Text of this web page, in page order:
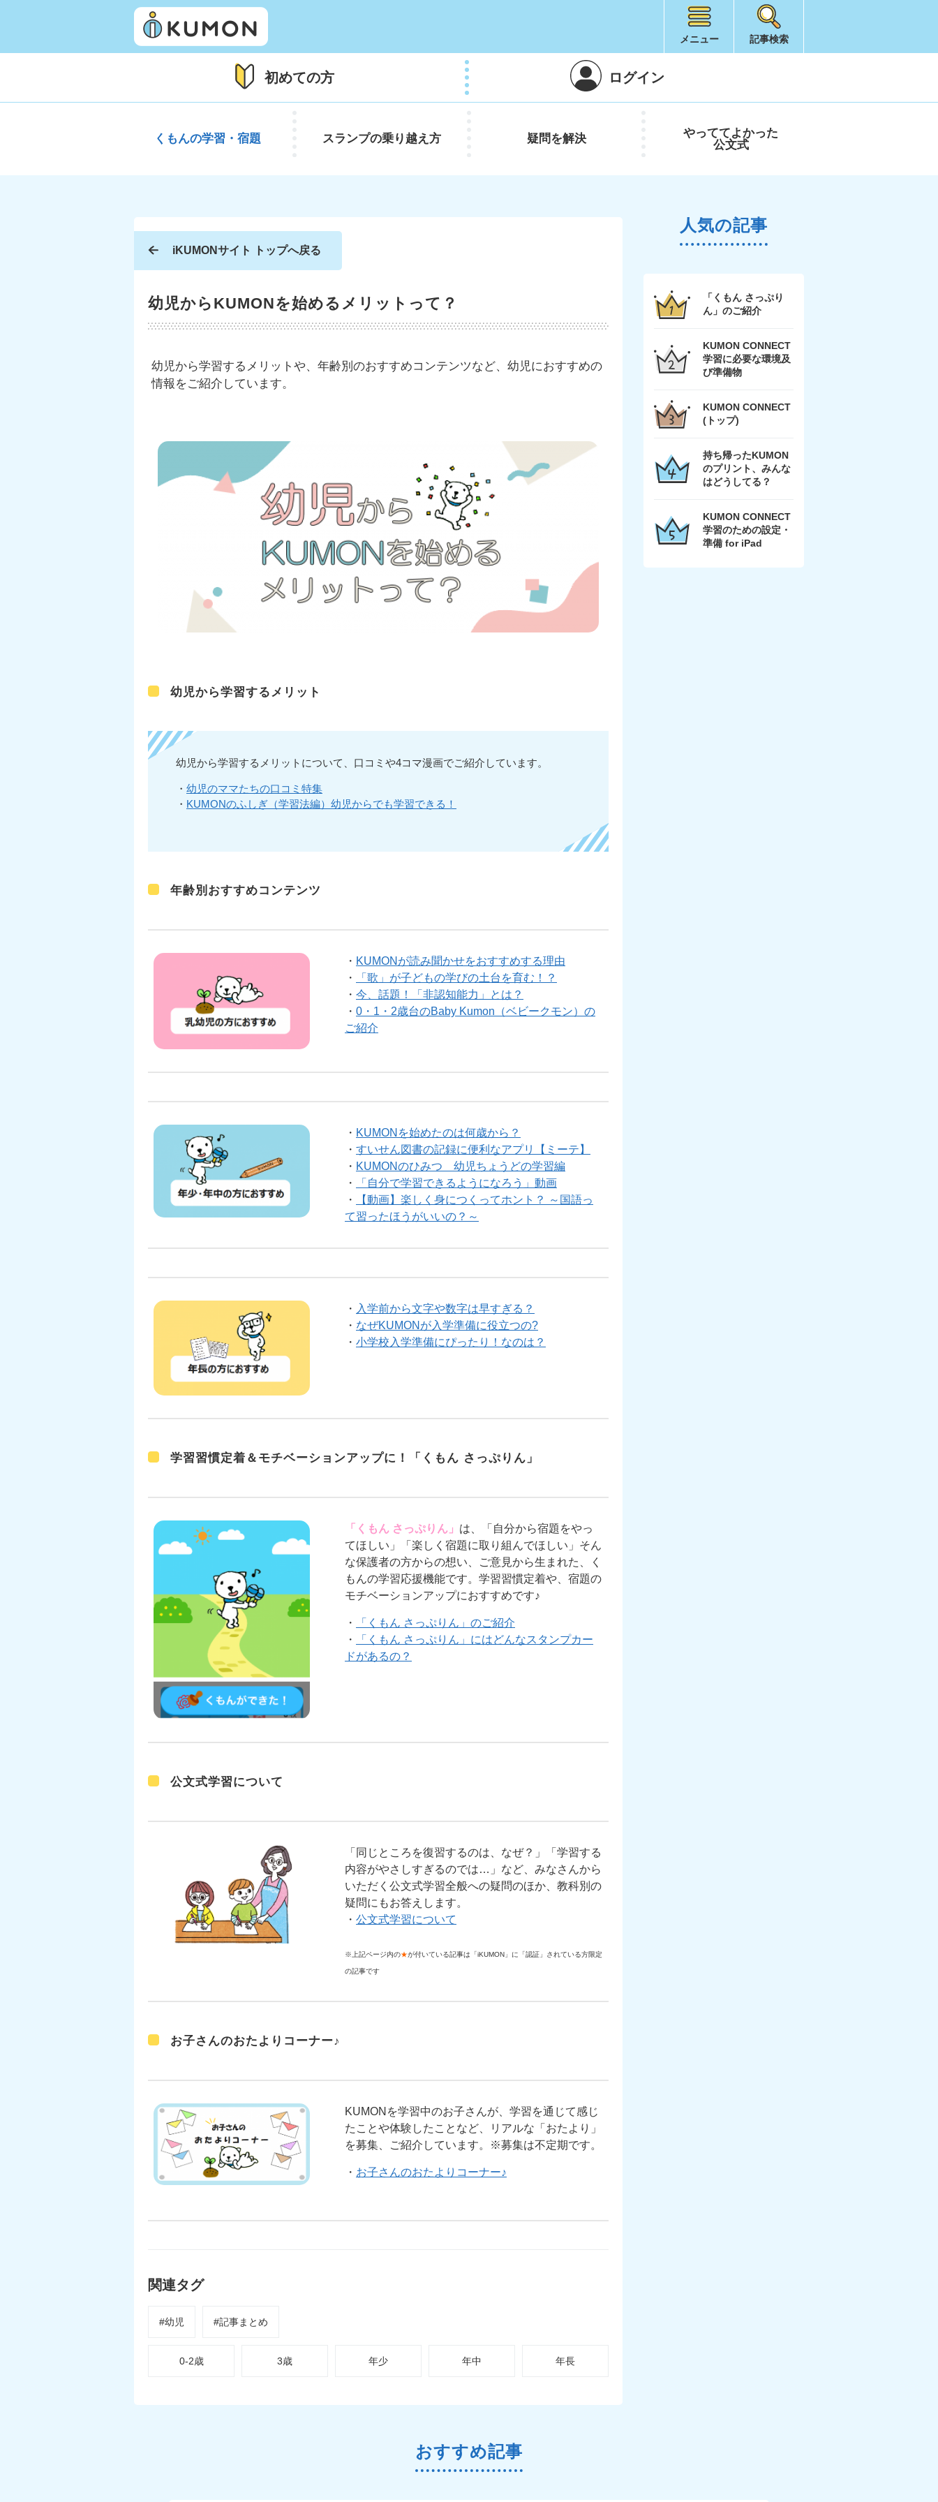
メニュー 記事検索
初めての方 ログイン
くもんの学習・宿題 スランプの乗り越え方 疑問を解決 やっててよかった
公文式
iKUMONサイト トップへ戻る
幼児からKUMONを始めるメリットって？
幼児から学習するメリットや、年齢別のおすすめコンテンツなど、幼児におすすめの
情報をご紹介しています。
幼児から学習するメリット
幼児から学習するメリットについて、口コミや4コマ漫画でご紹介しています。
・ 幼児のママたちの口コミ特集
・ KUMONのふしぎ（学習法編） 幼児からでも学習できる！
年齢別おすすめコンテンツ
・ KUMONが読み聞かせをおすすめする理由
・
「歌」が子どもの学びの土台を育む！？
・ 今、話題！「非認知能力」とは？
・ 0・1・2歳台のBaby Kumon（ベビークモン）の
ご紹介
・ KUMONを始めたのは何歳から？
・ すいせん図書の記録に便利なアプリ【ミーテ】
・ KUMONのひみつ 幼児ちょうどの学習編
・
「自分で学習できるようになろう」動画
・
【動画】楽しく身につくってホント？ ～国語っ
て習ったほうがいいの？～
・ 入学前から文字や数字は早すぎる？
・ なぜKUMONが入学準備に役立つの?
・ 小学校入学準備にぴったり！なのは？
学習習慣定着＆モチベーションアップに！「くもん さっぷりん」
「くもん さっぷりん」 は、「自分から宿題をやっ
てほしい」「楽しく宿題に取り組んでほしい」そん
な保護者の方からの想い、ご意見から生まれた、く
もんの学習応援機能です。学習習慣定着や、宿題の
モチベーションアップにおすすめです♪
・
「くもん さっぷりん」のご紹介
・
「くもん さっぷりん」にはどんなスタンプカー
ドがあるの？
公文式学習について
「同じところを復習するのは、なぜ？」「学習する
内容がやさしすぎるのでは…」など、みなさんから
いただく公文式学習全般への疑問のほか、教科別の
疑問にもお答えします。
・ 公文式学習について
※上記ページ内の★が付いている記事は「iKUMON」に「認証」されている方限定
の記事です
お子さんのおたよりコーナー♪
KUMONを学習中のお子さんが、学習を通じて感じ
たことや体験したことなど、リアルな「おたより」
を募集、ご紹介しています。※募集は不定期です。
・ お子さんのおたよりコーナー♪
関連タグ
#幼児 #記事まとめ
0-2歳 3歳 年少 年中 年長
人気の記事
「くもん さっぷり
ん」のご紹介
KUMON CONNECT
学習に必要な環境及
び準備物
KUMON CONNECT
(トップ)
持ち帰ったKUMON
のプリント、みんな
はどうしてる？
KUMON CONNECT
学習のための設定・
準備 for iPad
おすすめ記事